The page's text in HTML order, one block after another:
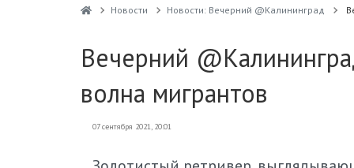
Новости Новости: Вечерний @Калининград
Вечерний
волна мигрантов
07 сентября 2021, 20:01